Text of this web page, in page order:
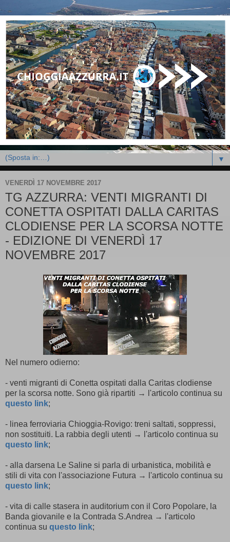
▼
VENERDÌ 17 NOVEMBRE 2017
TG AZZURRA: VENTI MIGRANTI DI
CONETTA OSPITATI DALLA CARITAS
CLODIENSE PER LA SCORSA NOTTE
- EDIZIONE DI VENERDÌ 17
NOVEMBRE 2017
Nel numero odierno:
- venti migranti di Conetta ospitati dalla Caritas clodiense
per la scorsa notte. Sono già ripartiti → l'articolo continua su
questo link;
- linea ferroviaria Chioggia-Rovigo: treni saltati, soppressi,
non sostituiti. La rabbia degli utenti → l'articolo continua su
questo link;
- alla darsena Le Saline si parla di urbanistica, mobilità e
stili di vita con l'associazione Futura → l'articolo continua su
questo link;
- vita di calle stasera in auditorium con il Coro Popolare, la
Banda giovanile e la Contrada S.Andrea → l'articolo
continua su questo link;